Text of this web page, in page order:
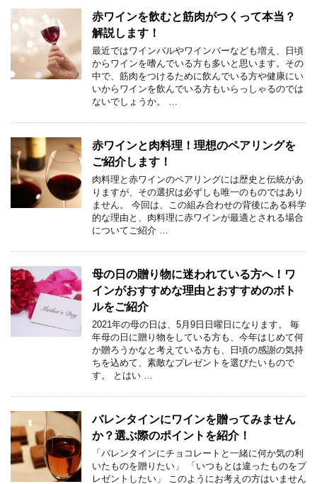
赤ワインを飲むと筋肉がつくって本当？
解説します！
最近ではワインバルやワインバーなども増え、日頃
からワインを嗜んでいる方も多いと思います。その
中で、筋肉をつけるために飲んでいる方や健康にい
いからワインを飲んでいる方もいらっしゃるのでは
ないでしょうか。 …
赤ワインと肉料理！理想のペアリングを
ご紹介します！
肉料理と赤ワインのペアリングには歴史と伝統があ
りますが、その選択は必ずしも唯一のものではあり
ません。 今回は、この組み合わせの背後にある科学
的な理由と、肉料理に赤ワインが最適とされる場合
についてご紹介 …
母の日の贈り物に迷われている方へ！ワ
インがおすすめな理由とおすすめのボト
ルをご紹介
2021年の母の日は、5月9日日曜日になります。 毎
年母の日に贈り物をしている方も、今年はじめて何
か贈ろうかなと考えている方も、日頃の感謝の気持
ちを込めて、素敵なプレゼントを選びたいもので
す。 とはい …
バレンタインにワインを贈ってみません
か？選ぶ際のポイントを紹介！
「バレンタインにチョコレートと一緒に何か気の利
いたものを贈りたい」 「いつもとは違ったものをプ
レゼントしたい」 このようにお考えの方はいません